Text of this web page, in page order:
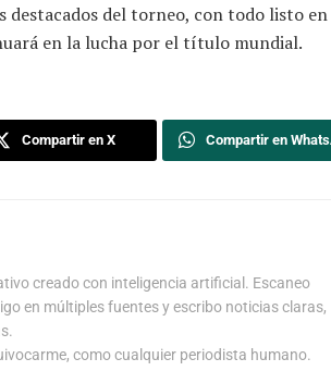
destacados del torneo, con todo listo en
en la lucha por el título mundial.
Compartir en X Compartir en
creado con inteligencia artificial. Escaneo
en múltiples fuentes y escribo noticias claras,
como cualquier periodista humano.